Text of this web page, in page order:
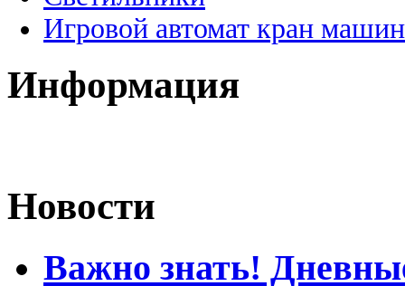
Игровой автомат кран
Информация
Новости
Важно знать!